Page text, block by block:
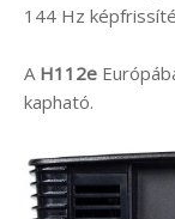
144 Hz
A H112e
kapható.